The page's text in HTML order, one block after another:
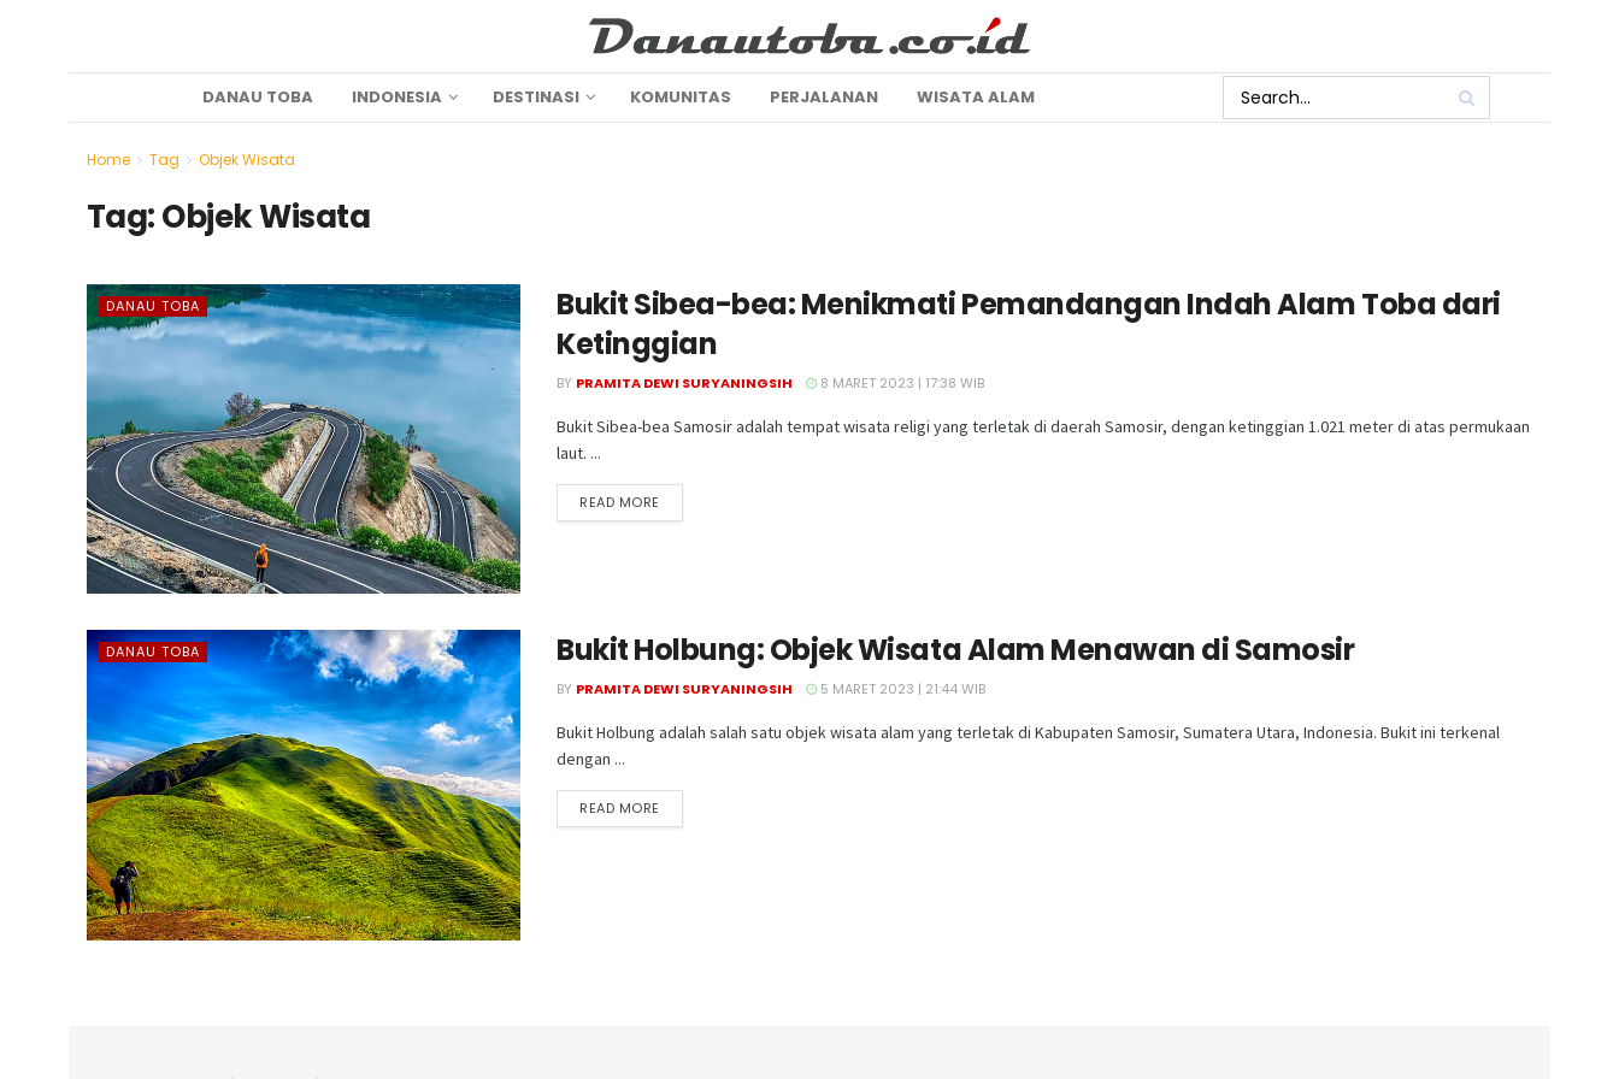
DANAU TOBA INDONESIA DESTINASI KOMUNITAS PERJALANAN WISATA ALAM
Home Tag Objek Wisata
Tag:Objek Wisata
DANAU TOBA
Bukit Sibea-bea: Menikmati Pemandangan Indah Alam Toba dari
Ketinggian
BY PRAMITA DEWI SURYANINGSIH 8 MARET 2023 | 17:38 WIB
Bukit Sibea-bea Samosir adalah tempat wisata religi yang terletak di daerah Samosir, dengan ketinggian 1.021 meter di atas permukaan
laut. ...
READ MORE
DANAU TOBA Bukit Holbung: Objek Wisata Alam Menawan di Samosir
BY PRAMITA DEWI SURYANINGSIH 5 MARET 2023 | 21:44 WIB
Bukit Holbung adalah salah satu objek wisata alam yang terletak di Kabupaten Samosir, Sumatera Utara, Indonesia. Bukit ini terkenal
dengan ...
READ MORE